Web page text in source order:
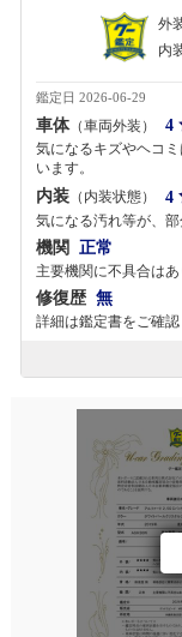
外
内
鑑定日 2026-06-29
車体（車両外装） 4
気になるキズやヘコ
います。
内装 （内装状態） 4
気になる汚れ等が、部
機関 正常
主要機関に不具合はあ
修復歴 無
詳細は鑑定書をご確認